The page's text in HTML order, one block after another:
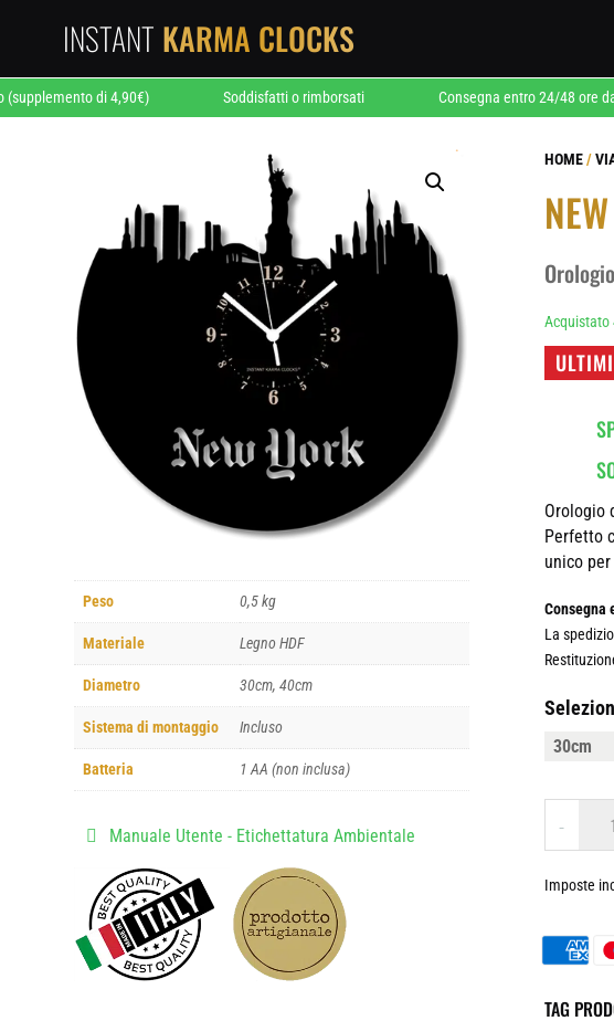
INSTANT KARMA CLOCKS
di 4,90€) Soddisfatti o rimborsati Consegna entro 24/48 ore dalla
Peso 0,5 kg
Materiale Legno HDF
Diametro 30cm, 40cm
Sistema di montaggio Incluso
Batteria 1 AA (non inclusa)
Manuale Utente - Etichettatura Ambientale
HOME/
Acquistato
Orologio
Perfetto
unico
Consegna
La
OROLOGIO
PARETE
IN
QUANTITÀ
-
Imposte
TAG